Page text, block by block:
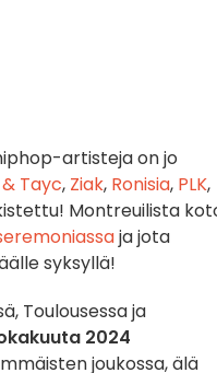
artisteja on jo
Tayc, Ziak, Ronisia, PLK,
Montreuilista
ja jota
syksyllä!
Toulousessa ja
2024
joukossa, älä